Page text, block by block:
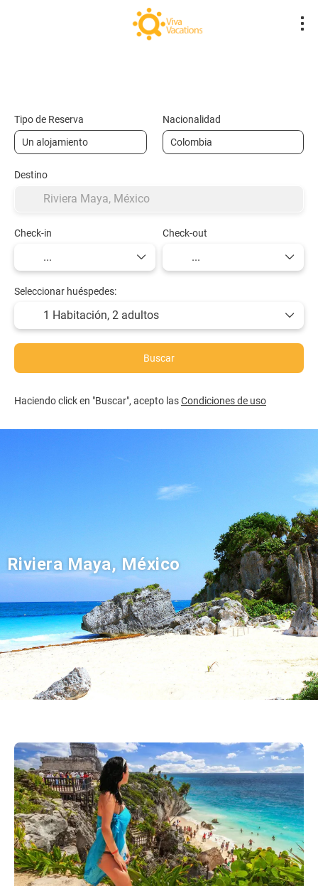
Riviera Maya, México
Tipo de Reserva Nacionalidad
Destino
Check-in Check-out
Seleccionar huéspedes:
1 Habitación, 2 adultos
Buscar
Haciendo click en "Buscar", acepto lasCondiciones de uso